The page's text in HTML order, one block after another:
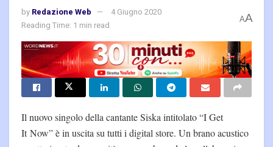
by Redazione Web
4 Giugno 2020
Reading Time: 1 min read
AA
Il nuovo singolo della cantante Siska intitolato “I Get
It Now” è in uscita su tutti i digital store. Un brano acustico